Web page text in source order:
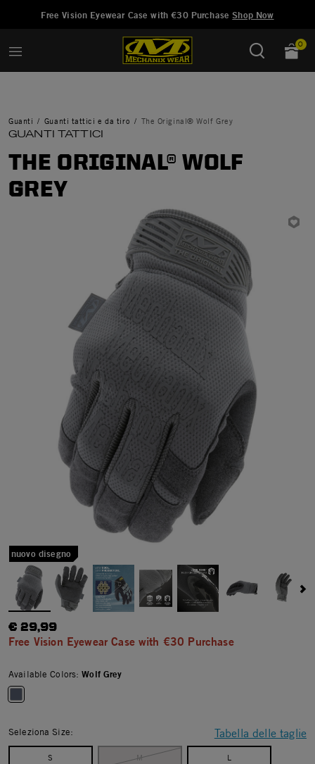
Free Vision Eyewear Case with €30 PurchaseShop Now
0
Guanti Guanti tattici e da tiro The Original® Wolf Grey
GUANTI TATTICI
THE ORIGINAL® WOLF
GREY
nuovo disegno
€ 29,99
Free Vision Eyewear Case with €30 Purchase
Available Colors:Wolf Grey
Tabella delle taglie
Seleziona Size:
S M L
Aggiunto a Gestisci Lista dei Desideri